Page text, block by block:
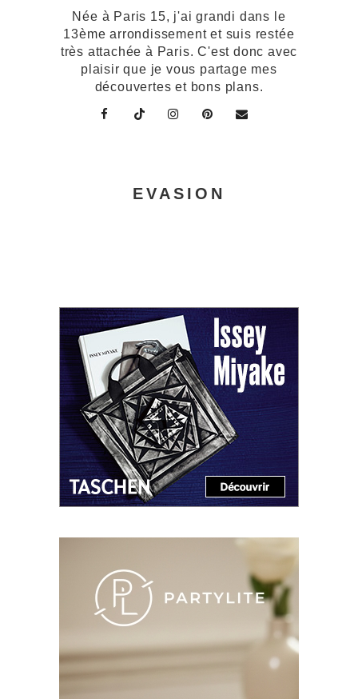
Née à Paris 15, j'ai grandi dans le
13ème arrondissement et suis restée
très attachée à Paris. C'est donc avec
plaisir que je vous partage mes
découvertes et bons plans.
EVASION